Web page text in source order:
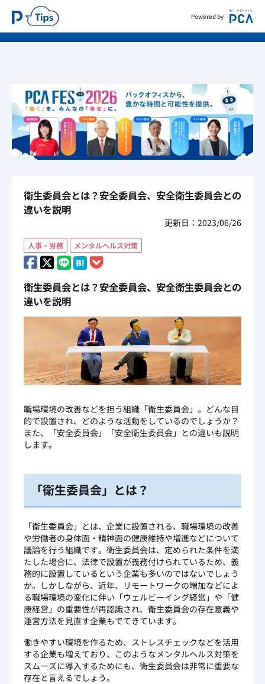
Powered by
衛生委員会とは？安全委員会、安全衛生委員会との
違いを説明
更新日：2023/06/26
人事・労務 メンタルヘルス対策
衛生委員会とは？安全委員会、安全衛生委員会との
違いを説明
職場環境の改善などを担う組織「衛生委員会」。どんな目
的で設置され、どのような活動をしているのでしょうか？
また、「安全委員会」「安全衛生委員会」との違いも説明
します。
「衛生委員会」とは？
「衛生委員会」とは、企業に設置される、職場環境の改善
や労働者の身体面・精神面の健康維持や増進などについて
議論を行う組織です。衛生委員会は、定められた条件を満
たした場合に、法律で設置が義務付けられているため、義
務的に設置しているという企業も多いのではないでしょう
か。しかしながら、近年、リモートワークの増加などによ
る職場環境の変化に伴い「ウェルビーイング経営」や「健
康経営」の重要性が再認識され、衛生委員会の存在意義や
運営方法を見直す企業もでてきています。
働きやすい環境を作るため、ストレスチェックなどを活用
する企業も増えており、このようなメンタルヘルス対策を
スムーズに導入するためにも、衛生委員会は非常に重要な
存在と言えるでしょう。